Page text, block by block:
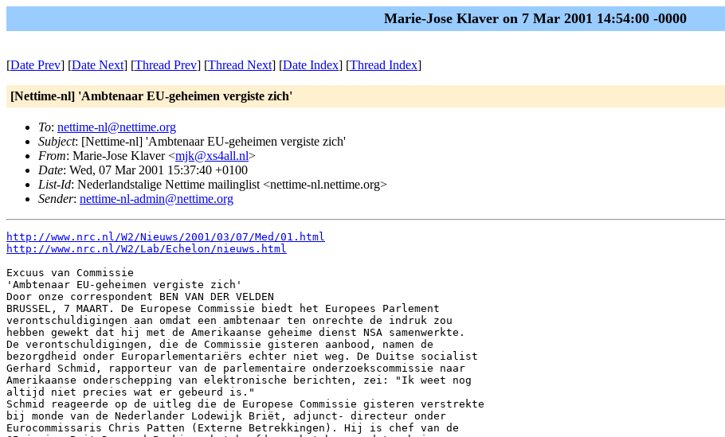
Marie-Jose Klaver on 7 Mar 2001 14:54:00 -0000
[Date Prev] [Date Next] [Thread Prev] [Thread Next] [Date Index] [Thread Index]
[Nettime-nl] 'Ambtenaar EU-geheimen vergiste zich'
To: nettime-nl@nettime.org
Subject: [Nettime-nl] 'Ambtenaar EU-geheimen vergiste zich'
From: Marie-Jose Klaver <mjk@xs4all.nl>
Date: Wed, 07 Mar 2001 15:37:40 +0100
List-Id: Nederlandstalige Nettime mailinglist <nettime-nl.nettime.org>
Sender: nettime-nl-admin@nettime.org
http://www.nrc.nl/W2/Nieuws/2001/03/07/Med/01.html
http://www.nrc.nl/W2/Lab/Echelon/nieuws.html
Excuus van Commissie
'Ambtenaar EU-geheimen vergiste zich'
Door onze correspondent BEN VAN DER VELDEN
BRUSSEL, 7 MAART. De Europese Commissie biedt het Europees Parlement
verontschuldigingen aan omdat een ambtenaar ten onrechte de indruk zou
hebben gewekt dat hij met de Amerikaanse geheime dienst NSA samenwerkte.
De verontschuldigingen, die de Commissie gisteren aanbood, namen de
bezorgdheid onder Europarlementariërs echter niet weg. De Duitse socialist
Gerhard Schmid, rapporteur van de parlementaire onderzoekscommissie naar
Amerikaanse onderschepping van elektronische berichten, zei: "Ik weet nog
altijd niet precies wat er gebeurd is."
Schmid reageerde op de uitleg die de Europese Commissie gisteren verstrekte
bij monde van de Nederlander Lodewijk Briët, adjunct- directeur onder
Eurocommissaris Chris Patten (Externe Betrekkingen). Hij is chef van de